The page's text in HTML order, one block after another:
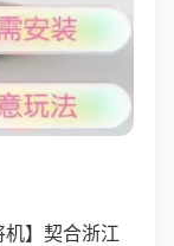
机】契合浙江